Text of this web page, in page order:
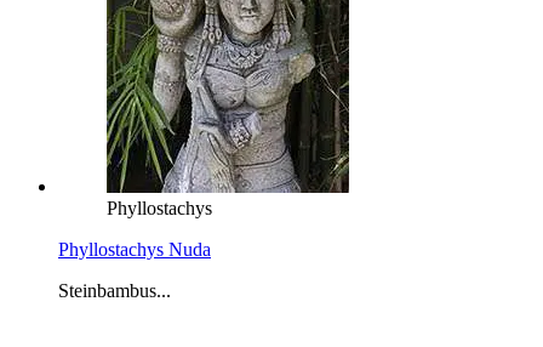
Phyllostachys
Phyllostachys Nuda
Steinbambus...